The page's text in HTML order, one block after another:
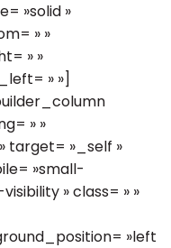
»solid »
» »
» »
» »]
» »
target= »_self »
»small-
» class= » »
»left